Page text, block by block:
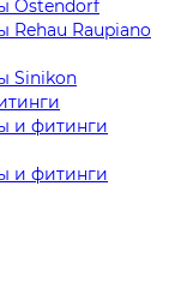
Ostendorf
Rehau Raupiano
Sinikon
и фитинги
и фитинги